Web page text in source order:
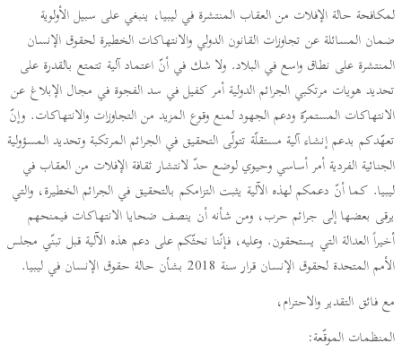
لمكافحة حالة الإفلات من العقاب المنتشرة في ليبيا، ينبغي على سبيل الأولوية
ضمان المسائلة عن تجاوزات القانون الدولي والانتهاكات الخطيرة لحقوق الإنسان
المنتشرة على نطاق واسع في البلاد. ولا شك في أنّ اعتماد آلية تتمتع بالقدرة على
تحديد هويات مرتكبي الجرائم الدولية أمر كفيل في سد الفجوة في مجال الإبلاغ عن
الانتهاكات المستمرّة ودعم الجهود لمنع وقوع المزيد من التجاوزات والانتهاكات. وإنّ
تعهّدكم بدعم إنشاء آلية مستقلّة تتولّى التحقيق في الجرائم المرتكبة وتحديد المسؤولية
الجنائية الفردية أمر أساسي وحيوي لوضع حدّ لانتشار ثقافة الإفلات من العقاب في
ليبيا. كما أنّ دعمكم لهذه الآلية يثبت التزامكم بالتحقيق في الجرائم الخطيرة، والتي
يرقى بعضها إلى جرائم حرب، ومن شأنه أن ينصف ضحايا الانتهاكات فيمنحهم
أخيراً العدالة التي يستحقون. وعليه، فإنّنا نحثّكم على دعم هذه الآلية قبل تبنّي مجلس
الأمم المتحدة لحقوق الإنسان قرار سنة 2018 بشأن حالة حقوق الإنسان في ليبيا.
مع فائق التقدير والاحترام،
المنظمات الموقّعة: